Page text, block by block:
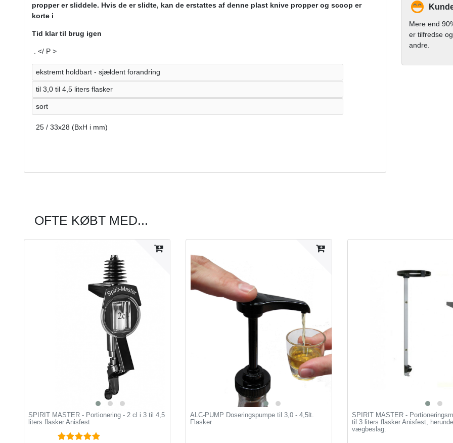
propper er sliddele. Hvis de er slidte, kan de erstattes af denne plast knive propper og scoop er
korte i
Tid klar til brug igen
. </ P >
ekstremt holdbart - sjældent forandring
til 3,0 til 4,5 liters flasker
sort
25 / 33x28 (BxH i mm)
Mere end
er tilfredse
andre.
OFTE KØBT MED...
SPIRIT MASTER - Portionering - 2 cl i 3 til 4,5
liters flasker Anisfest
ALC-PUMP Doseringspumpe til 3,0 - 4,5lt.
Flasker
SPIRIT MASTER -
til 3 liters flasker Anisfest,
vægbeslag.